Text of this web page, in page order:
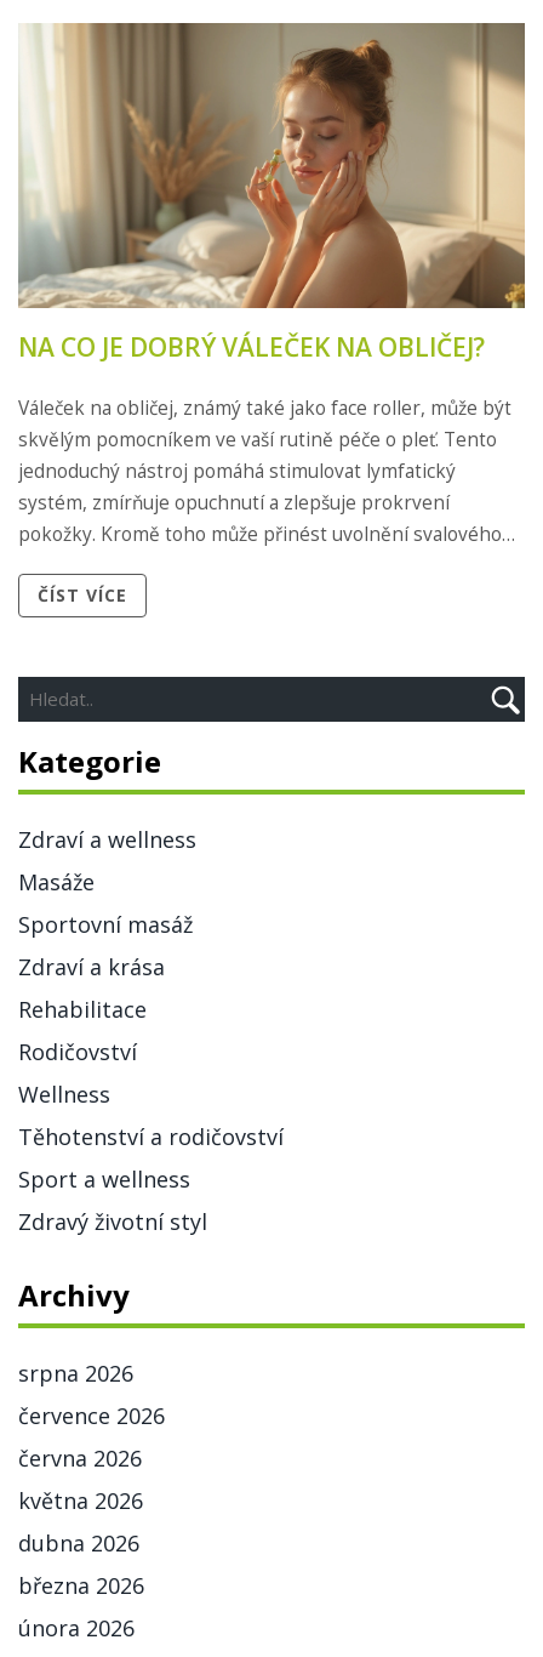
NA CO JE DOBRÝ VÁLEČEK NA OBLIČEJ?
Váleček na obličej, známý také jako face roller, může být
skvělým pomocníkem ve vaší rutině péče o pleť. Tento
jednoduchý nástroj pomáhá stimulovat lymfatický
systém, zmírňuje opuchnutí a zlepšuje prokrvení
pokožky. Kromě toho může přinést uvolnění svalového
benefity a zjistěte, jak správně váleček používat pro
ČÍST VÍCE
Kategorie
Zdraví a wellness
Masáže
Sportovní masáž
Zdraví a krása
Rehabilitace
Rodičovství
Wellness
Těhotenství a rodičovství
Sport a wellness
Zdravý životní styl
Archivy
srpna 2026
července 2026
června 2026
května 2026
dubna 2026
března 2026
února 2026